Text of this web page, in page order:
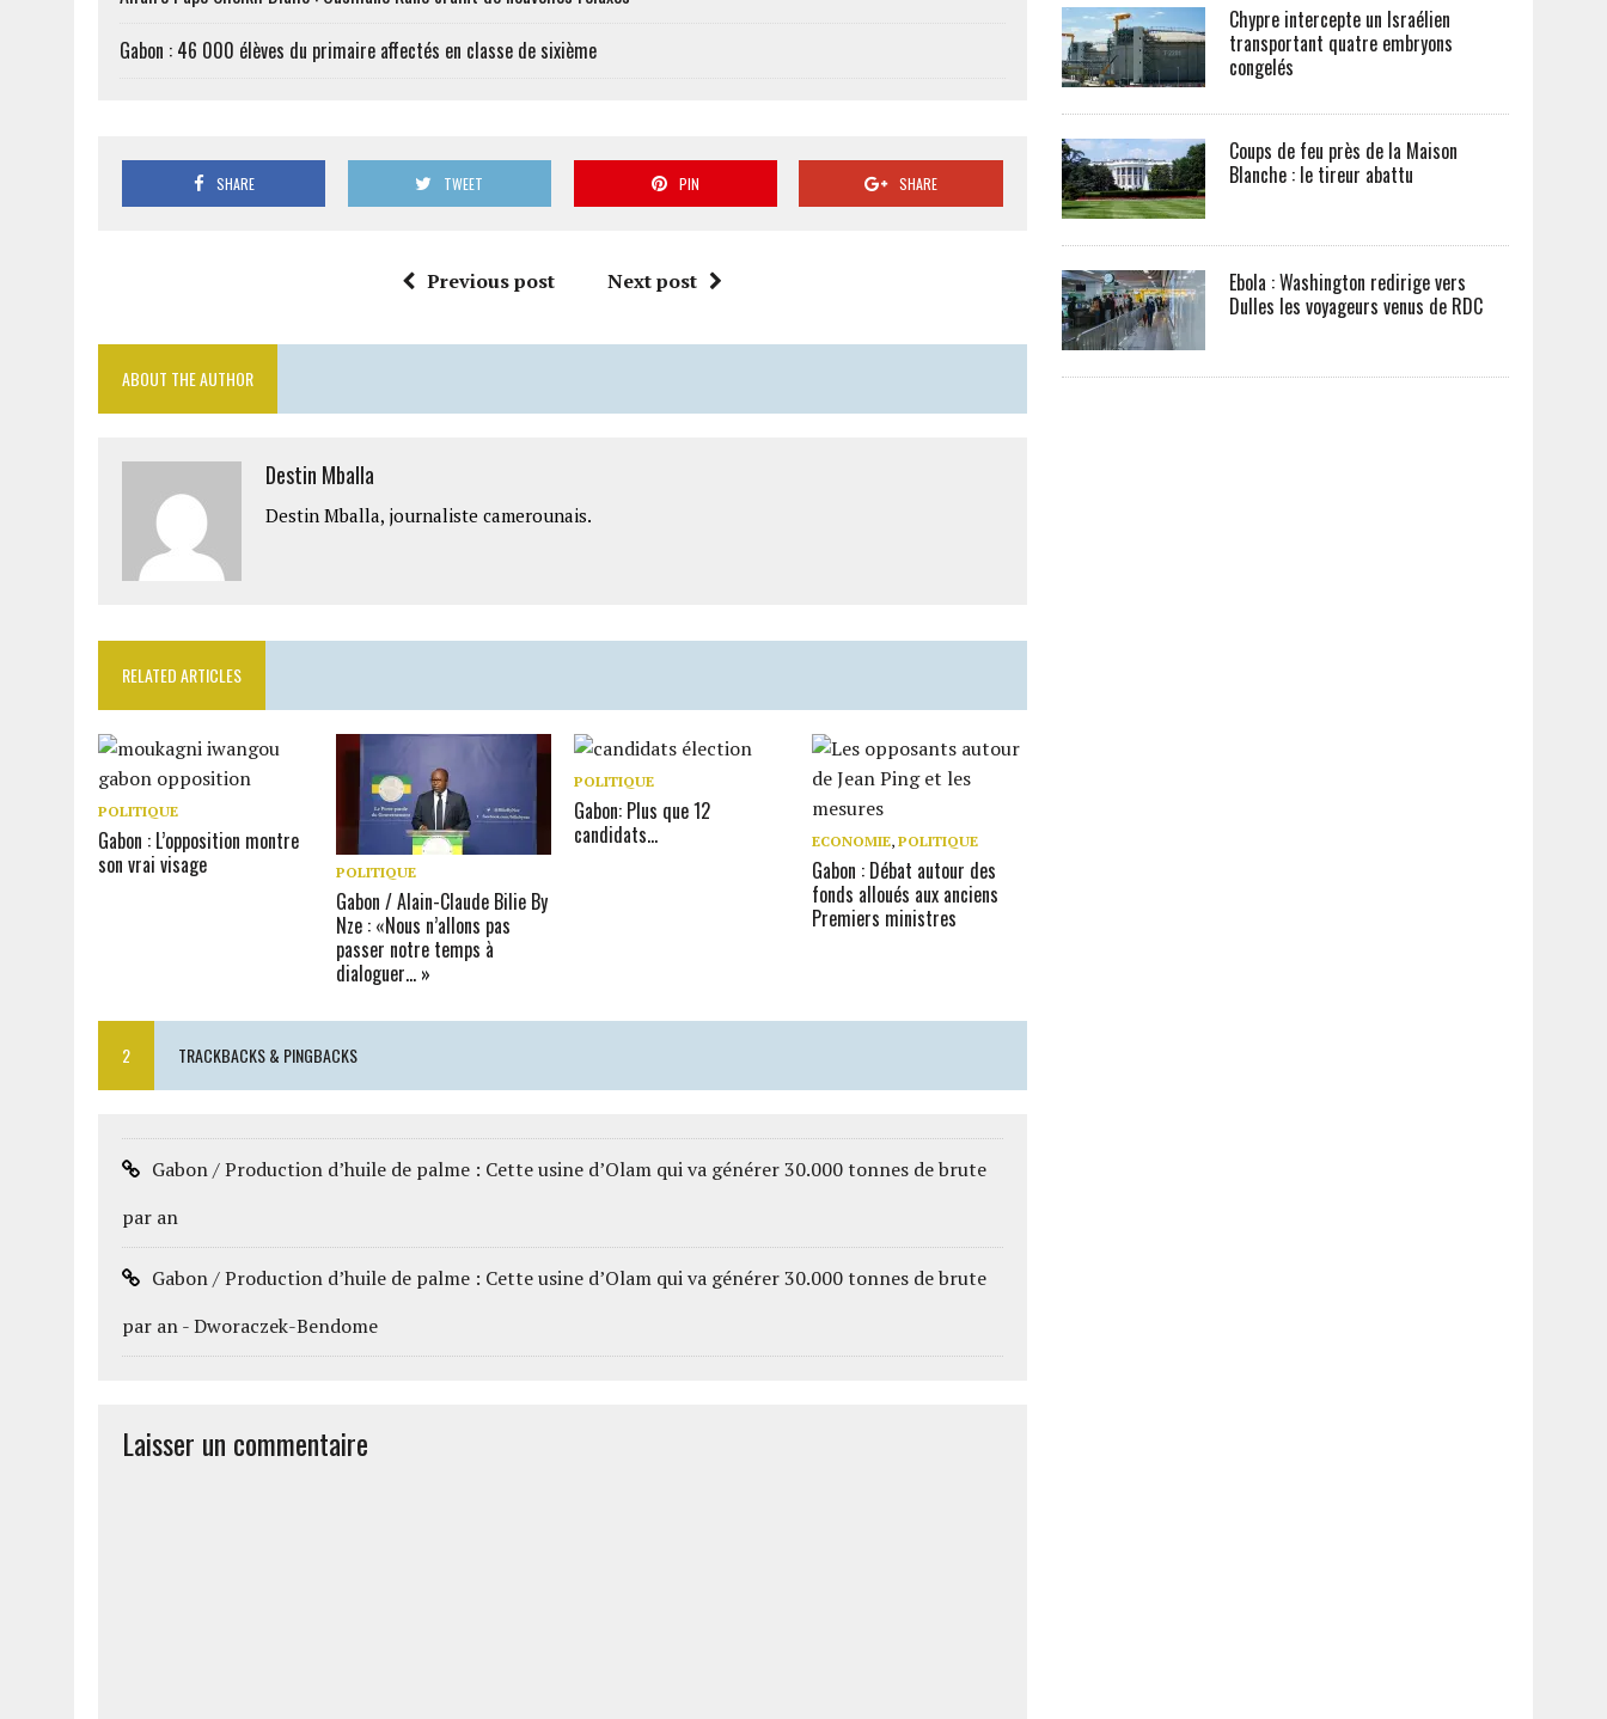
Gabon : 46 000 élèves du primaire affectés en classe de sixième
SHARE TWEET PIN SHARE
Previous post Next post
ABOUT THE AUTHOR
Destin Mballa
Destin Mballa, journaliste camerounais.
RELATED ARTICLES
POLITIQUE
Gabon : L’opposition montre
son vrai visage
POLITIQUE
Gabon / Alain-Claude Bilie By
Nze : «Nous n’allons pas
passer notre temps à
dialoguer… »
POLITIQUE
Gabon: Plus que 12
candidats…
ECONOMIE,POLITIQUE
Gabon : Débat autour des
fonds alloués aux anciens
Premiers ministres
2 TRACKBACKS & PINGBACKS
Gabon / Production d’huile de palme : Cette usine d’Olam qui va générer 30.000 tonnes de brute
par an
Gabon / Production d’huile de palme : Cette usine d’Olam qui va générer 30.000 tonnes de brute
par an - Dworaczek-Bendome
Laisser un commentaire
Chypre intercepte un Israélien
transportant quatre embryons
congelés
Coups de feu près de la Maison
Blanche : le tireur abattu
Ebola : Washington redirige vers
Dulles les voyageurs venus de RDC